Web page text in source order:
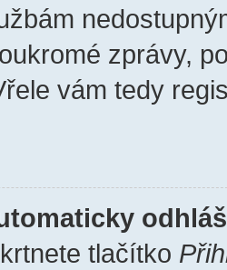
zprávy,
vám tedy
tlačítko